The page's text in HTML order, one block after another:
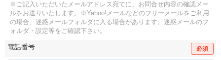
※ご記入いただいたメールアドレス宛てに、お問合せ内容の確認メー
ルをお送りいたします。
※Yahoo!メールなどのフリーメールをご利用
の場合、迷惑メールフォルダに入る場合があります。 迷惑メールのフ
ォルダ・設定等をご確認下さい。
電話番号 必須